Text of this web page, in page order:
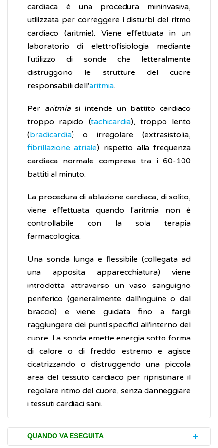
cardiaca è una procedura mininvasiva,
utilizzata per correggere i disturbi del ritmo
cardiaco (aritmie). Viene effettuata in un
laboratorio di elettrofisiologia mediante
l'utilizzo di sonde che letteralmente
distruggono le strutture del cuore
responsabili dell'aritmia.
Per aritmiasi intende un battito cardiaco
troppo rapido (tachicardia), troppo lento
(bradicardia) o irregolare (extrasistolia,
fibrillazione atriale) rispetto alla frequenza
cardiaca normale compresa tra i 60-100
battiti al minuto.
La procedura di ablazione cardiaca, di solito,
viene effettuata quando l'aritmia non è
controllabile con la sola terapia
farmacologica.
Una sonda lunga e flessibile (collegata ad
una apposita apparecchiatura) viene
introdotta attraverso un vaso sanguigno
periferico (generalmente dall'inguine o dal
braccio) e viene guidata fino a fargli
raggiungere dei punti specifici all'interno del
cuore. La sonda emette energia sotto forma
di calore o di freddo estremo e agisce
cicatrizzando o distruggendo una piccola
area del tessuto cardiaco per ripristinare il
regolare ritmo del cuore, senza danneggiare
i tessuti cardiaci sani.
QUANDO VA ESEGUITA